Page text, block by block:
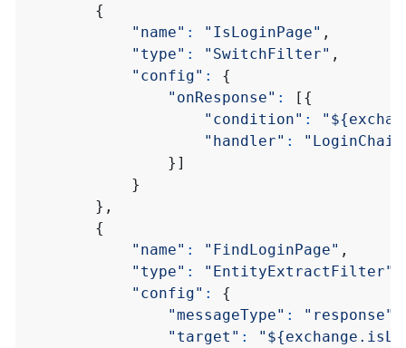
{
"name" : "IsLoginPage" ,
"type" : "SwitchFilter" ,
"config" :
{
"onResponse" :
[{
"condition" :
"handler" :
}]
}
},
{
"name" : "FindLoginPage" ,
"type" : "EntityExtractFilter"
"config" :
{
"messageType" : "response"
"target" :